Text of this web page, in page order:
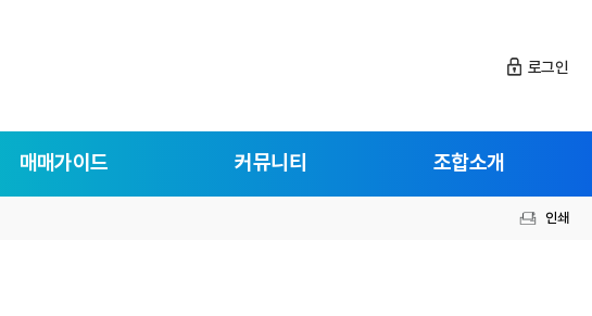
매매가이드 커뮤니티 조합소개
로그인
인쇄